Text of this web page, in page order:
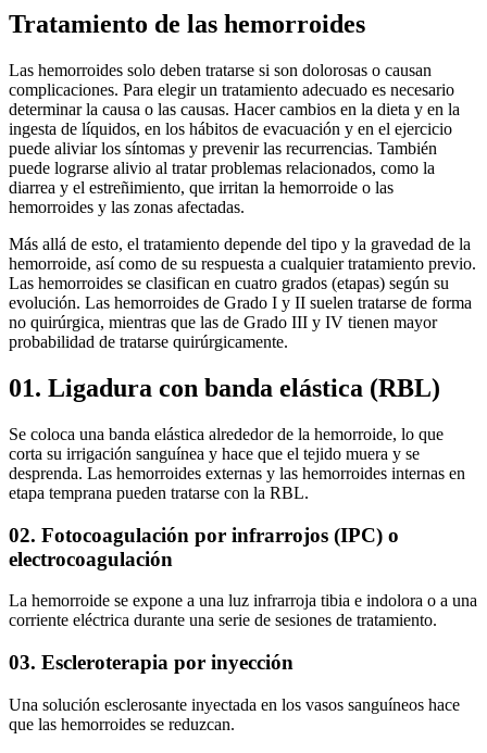
Tratamiento de las hemorroides
Las hemorroides solo deben tratarse si son dolorosas o causan
complicaciones. Para elegir un tratamiento adecuado es necesario
determinar la causa o las causas. Hacer cambios en la dieta y en la
ingesta de líquidos, en los hábitos de evacuación y en el ejercicio
puede aliviar los síntomas y prevenir las recurrencias. También
puede lograrse alivio al tratar problemas relacionados, como la
diarrea y el estreñimiento, que irritan la hemorroide o las
hemorroides y las zonas afectadas.
Más allá de esto, el tratamiento depende del tipo y la gravedad de la
hemorroide, así como de su respuesta a cualquier tratamiento previo.
Las hemorroides se clasifican en cuatro grados (etapas) según su
evolución. Las hemorroides de Grado I y II suelen tratarse de forma
no quirúrgica, mientras que las de Grado III y IV tienen mayor
probabilidad de tratarse quirúrgicamente.
01. Ligadura con banda elástica (RBL)
Se coloca una banda elástica alrededor de la hemorroide, lo que
corta su irrigación sanguínea y hace que el tejido muera y se
desprenda. Las hemorroides externas y las hemorroides internas en
etapa temprana pueden tratarse con la RBL.
02. Fotocoagulación por infrarrojos (IPC) o
electrocoagulación
La hemorroide se expone a una luz infrarroja tibia e indolora o a una
corriente eléctrica durante una serie de sesiones de tratamiento.
03. Escleroterapia por inyección
Una solución esclerosante inyectada en los vasos sanguíneos hace
que las hemorroides se reduzcan.